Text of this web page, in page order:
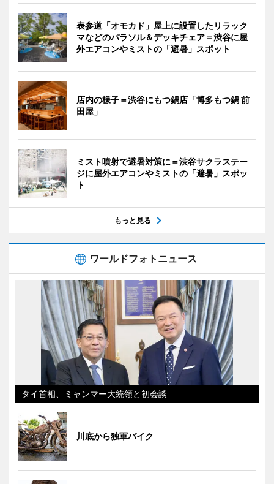
表参道「オモカド」屋上に設置したリラック
マなどのパラソル＆デッキチェア＝渋谷に屋
外エアコンやミストの「避暑」スポット
店内の様子＝渋谷にもつ鍋店「博多もつ鍋 前
田屋」
ミスト噴射で避暑対策に＝渋谷サクラステー
ジに屋外エアコンやミストの「避暑」スポッ
ト
もっと見る
ワールドフォトニュース
タイ首相、ミャンマー大統領と初会談
川底から独軍バイク